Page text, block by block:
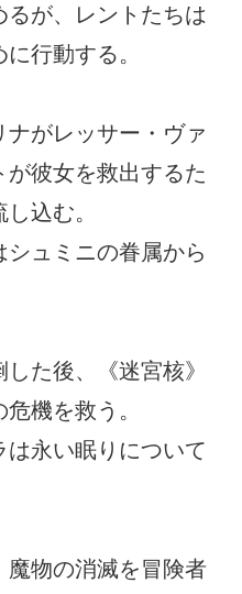
が、レントたちは
行動する。
がレッサー・ヴァ
彼女を救出するた
込む。
ュミニの眷属から
た後、《迷宮核》
機を救う。
永い眠りについて
魔物の消滅を冒険者